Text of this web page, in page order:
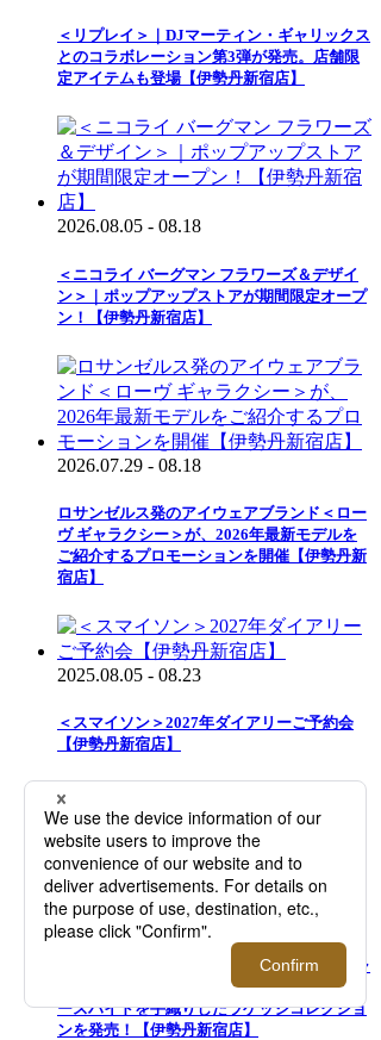
＜リプレイ＞｜DJマーティン・ギャリックス
とのコラボレーション第3弾が発売。店舗限
定アイテムも登場【伊勢丹新宿店】
2026.08.05 - 08.18
＜ニコライ バーグマン フラワーズ＆デザイ
ン＞｜ポップアップストアが期間限定オープ
ン！【伊勢丹新宿店】
2026.07.29 - 08.18
ロサンゼルス発のアイウェアブランド＜ロー
ヴ ギャラクシー＞が、2026年最新モデルを
ご紹介するプロモーションを開催【伊勢丹新
宿店】
2025.08.05 - 08.23
＜スマイソン＞2027年ダイアリーご予約会
【伊勢丹新宿店】
2026.08.05 - 08.25
＜ジ・ウォームスクラフツ マニュファクチャ
ー＞｜伊勢丹新宿店限定レザーグッズや、ホ
ースハイドを手織りしたラゲッジコレクショ
ンを発売！【伊勢丹新宿店】